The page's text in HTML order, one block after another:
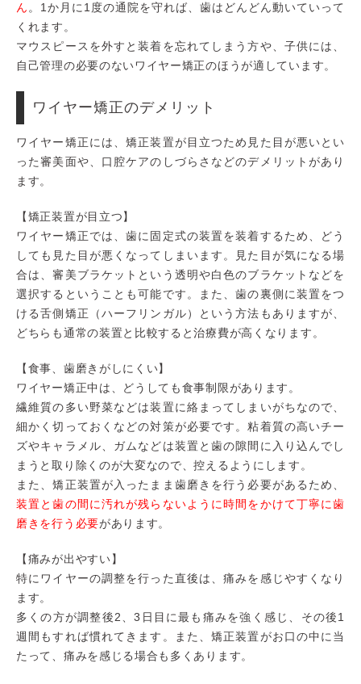
ん 。1か月に1度の通院を守れば、歯はどんどん動いていって
くれます。
マウスピースを外すと装着を忘れてしまう方や、子供には、
自己管理の必要のないワイヤー矯正のほうが適しています。
ワイヤー矯正のデメリット
ワイヤー矯正には、矯正装置が目立つため見た目が悪いとい
った審美面や、口腔ケアのしづらさなどのデメリットがあり
ます。
【矯正装置が目立つ】
ワイヤー矯正では、歯に固定式の装置を装着するため、どう
しても見た目が悪くなってしまいます。見た目が気になる場
合は、審美ブラケットという透明や白色のブラケットなどを
選択するということも可能です。また、歯の裏側に装置をつ
ける舌側矯正（ハーフリンガル）という方法もありますが、
どちらも通常の装置と比較すると治療費が高くなります。
【食事、歯磨きがしにくい】
ワイヤー矯正中は、どうしても食事制限があります。
繊維質の多い野菜などは装置に絡まってしまいがちなので、
細かく切っておくなどの対策が必要です。粘着質の高いチー
ズやキャラメル、ガムなどは装置と歯の隙間に入り込んでし
まうと取り除くのが大変なので、控えるようにします。
また、矯正装置が入ったまま歯磨きを行う必要があるため、
装置と歯の間に汚れが残らないように時間をかけて丁寧に歯
磨きを行う必要があります。
【痛みが出やすい】
特にワイヤーの調整を行った直後は、痛みを感じやすくなり
ます。
多くの方が調整後2、3日目に最も痛みを強く感じ、その後1
週間もすれば慣れてきます。また、矯正装置がお口の中に当
たって、痛みを感じる場合も多くあります。